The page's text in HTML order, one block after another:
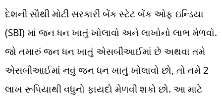
દેશની સૌથી મોટી સરકારી બેંક સ્ટેટ બેંક ઓફ ઇન્ડિયા
(SBI) માં જન ધન ખાતું ખોલાવો અને લાખોનો લાભ મેળવો.
જો તમારું જન ધન ખાતું એસબીઆઈમાં છે અથવા તમે
એસબીઆઈમાં નવું જન ધન ખાતું ખોલાવો છો, તો તમે 2
લાખ રૂપિયાથી વધુનો ફાયદો મેળવી શકો છો. આ માટે